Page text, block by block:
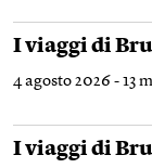
I viaggi di
4 agosto 2026 - 13
I viaggi di